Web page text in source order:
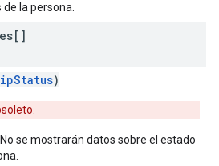
la persona.
)
se mostrarán datos sobre el estado